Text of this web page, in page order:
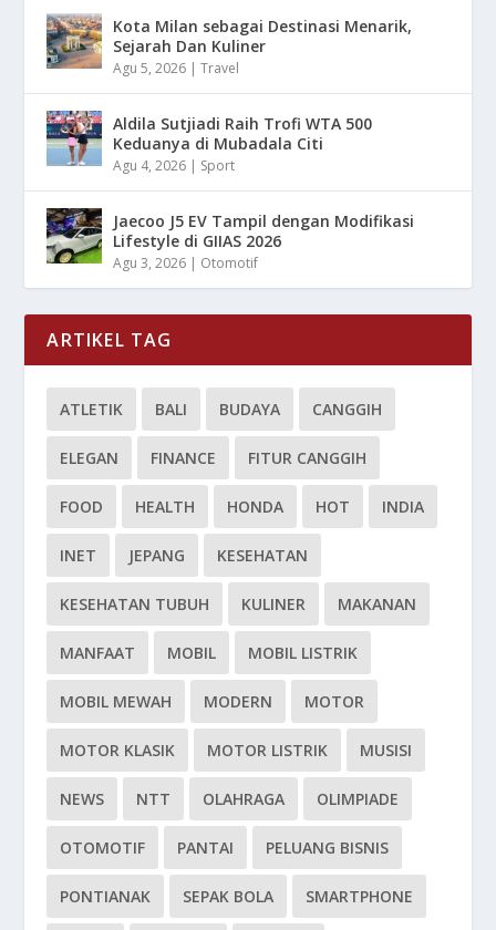
Kota Milan sebagai Destinasi Menarik,
Sejarah Dan Kuliner
Agu 5, 2026 |Travel
Aldila Sutjiadi Raih Trofi WTA 500
Keduanya di Mubadala Citi
Agu 4, 2026 | Sport
Jaecoo J5 EV Tampil dengan Modifikasi
Lifestyle di GIIAS 2026
Agu 3, 2026 | Otomotif
ARTIKEL TAG
ATLETIK BALI BUDAYA CANGGIH
ELEGAN FINANCE FITUR CANGGIH
FOOD HEALTH HONDA HOT INDIA
INET JEPANG KESEHATAN
KESEHATAN TUBUH KULINER MAKANAN
MANFAAT MOBIL MOBIL LISTRIK
MOBIL MEWAH MODERN MOTOR
MOTOR KLASIK MOTOR LISTRIK MUSISI
NEWS NTT OLAHRAGA OLIMPIADE
OTOMOTIF PANTAI PELUANG BISNIS
PONTIANAK SEPAK BOLA SMARTPHONE